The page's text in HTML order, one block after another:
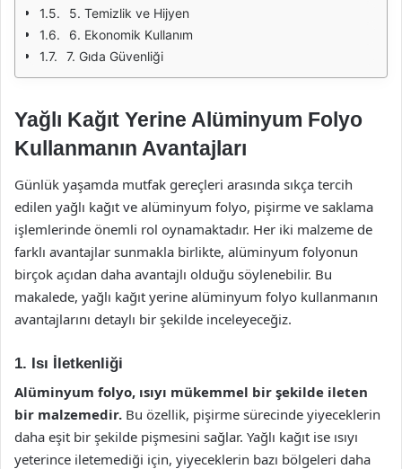
5. Temizlik ve Hijyen
6. Ekonomik Kullanım
7. Gıda Güvenliği
Yağlı Kağıt Yerine Alüminyum Folyo
Kullanmanın Avantajları
Günlük yaşamda mutfak gereçleri arasında sıkça tercih
edilen yağlı kağıt ve alüminyum folyo, pişirme ve saklama
işlemlerinde önemli rol oynamaktadır. Her iki malzeme de
farklı avantajlar sunmakla birlikte, alüminyum folyonun
birçok açıdan daha avantajlı olduğu söylenebilir. Bu
makalede, yağlı kağıt yerine alüminyum folyo kullanmanın
avantajlarını detaylı bir şekilde inceleyeceğiz.
1. Isı İletkenliği
Alüminyum folyo, ısıyı mükemmel bir şekilde ileten
bir malzemedir. Bu özellik, pişirme sürecinde yiyeceklerin
daha eşit bir şekilde pişmesini sağlar. Yağlı kağıt ise ısıyı
yeterince iletemediği için, yiyeceklerin bazı bölgeleri daha